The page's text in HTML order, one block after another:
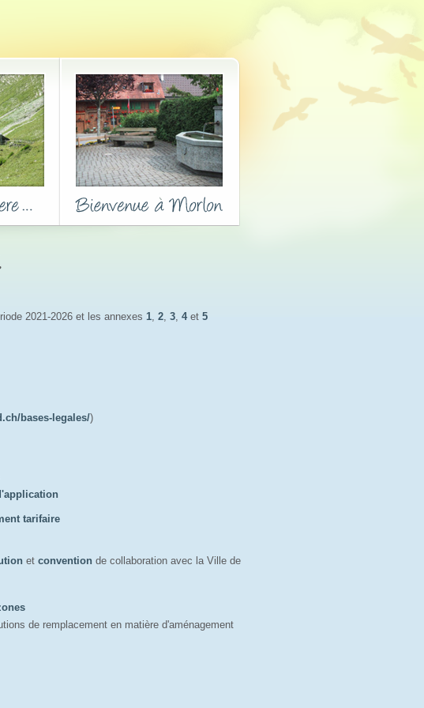
2021-2026 et les annexes 1, 2, 3, 4et 5
bases-legales/)
tarifaire
et convention de collaboration avec la Ville de
de remplacement en matière d'aménagement